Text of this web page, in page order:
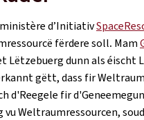
d’Initiativ
fërdere soll. Mam
Lëtzebuerg dunn als éischt
gëtt, dass fir
d'Reegele fir
Weltraumressourcen,